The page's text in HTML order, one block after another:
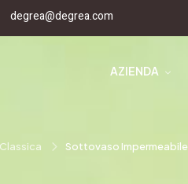
degrea@degrea.com
AZIENDA
Sottovaso Impermeabile